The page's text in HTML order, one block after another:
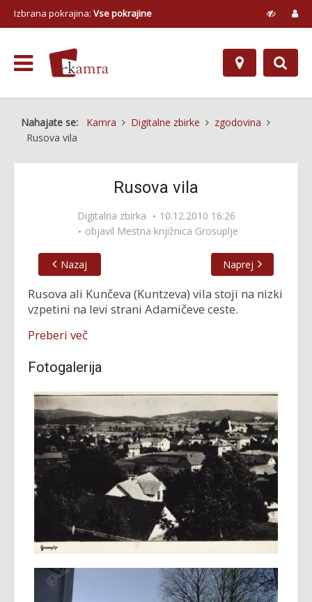
Izbrana pokrajina: Vse pokrajine
Nahajate se: Kamra Digitalne zbirke
zgodovina
Rusova vila
Rusova vila
Digitalna zbirka
10.12.2010 16:26
objavil Mestna knjižnica Grosuplje
Nazaj Naprej
Rusova ali Kunčeva (Kuntzeva) vila stoji na nizki
vzpetini na levi strani Adamičeve ceste.
Preberi več
Fotogalerija